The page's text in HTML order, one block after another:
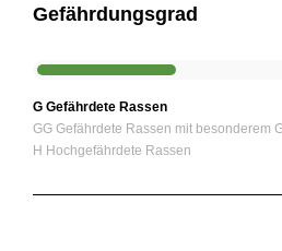
Gefährdungsgrad
G Gefährdete Rassen
GG Gefährdete Rassen mit besonderem
H Hochgefährdete Rassen